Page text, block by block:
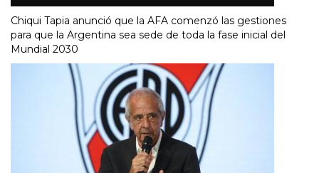
Chiqui Tapia anunció que la AFA comenzó las gestiones
para que la Argentina sea sede de toda la fase inicial del
Mundial 2030